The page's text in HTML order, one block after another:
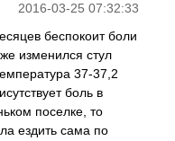
2016-03-25 07:32:33
беспокоит боли
изменился стул
37-37,2
боль в
поселке, то
ездить сама по